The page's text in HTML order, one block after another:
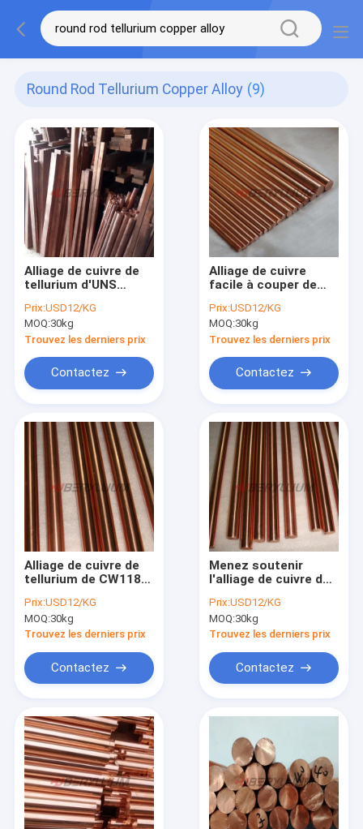
Round Rod Tellurium Copper Alloy (9)
Alliage de cuivre de
tellurium d'UNS
commutateur
électromagnétique
d'automobile
Prix:USD12/KG
MOQ:30kg
Trouvez les derniers prix
Contactez
Alliage de cuivre
facile à couper de
C14500 Rod/forme
de barre
Prix:USD12/KG
MOQ:30kg
Trouvez les derniers prix
Contactez
Alliage de cuivre de
tellurium de CW118C
l'électronique et
l'électrotechnique
Prix:USD12/KG
MOQ:30kg
Trouvez les derniers prix
Contactez
Menez soutenir
l'alliage de cuivre de
And Bar polonais
Prix:USD12/KG
MOQ:30kg
Trouvez les derniers prix
Contactez